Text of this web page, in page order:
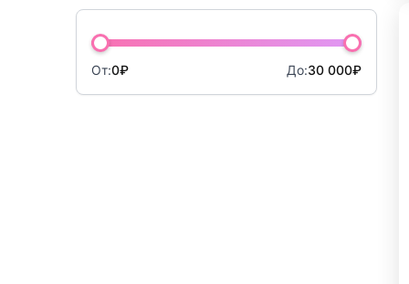
Новогодний ассортимент
Apitor
От:0₽ До:30 000₽